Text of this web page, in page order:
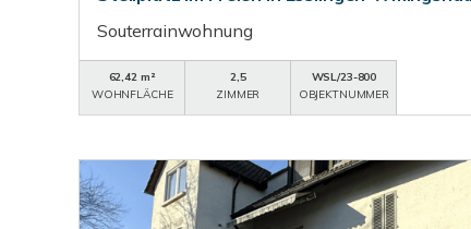
Souterrainwohnung
62,42 m²
WOHNFLÄCHE
2,5
ZIMMER
WSL/23-800
OBJEKTNUMMER